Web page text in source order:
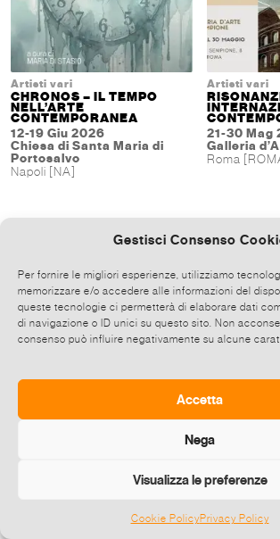
Gestisci Consenso
Per fornire le migliori esperienze, utilizziamo
memorizzare e/o accedere alle informazioni del
queste tecnologie ci permetterà di elaborare dati
di navigazione o ID unici su questo sito. Non
consenso può influire negativamente su alcune
Accetta
Nega
Visualizza le preferenze
Cookie PolicyPrivacy Policy
Artisti vari
CHRONOS – IL TEMPO
NELL’ARTE
CONTEMPORANEA
12-19 Giu 2026
Chiesa di Santa Maria di
Portosalvo
Napoli [NA]
Artisti vari
21-30 Mag
Galleria
Roma
©2026 E-zine